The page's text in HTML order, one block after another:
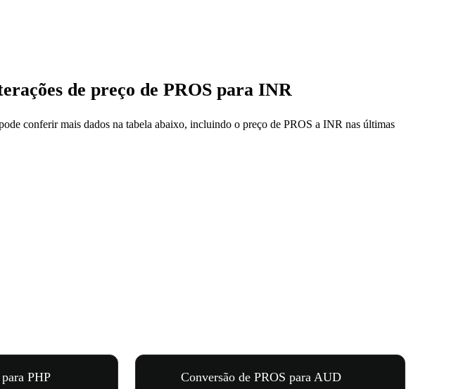
de preço de PROS para INR
conferir mais dados na tabela abaixo, incluindo o preço de PROS a INR nas últimas
PHP Conversão de PROS para AUD